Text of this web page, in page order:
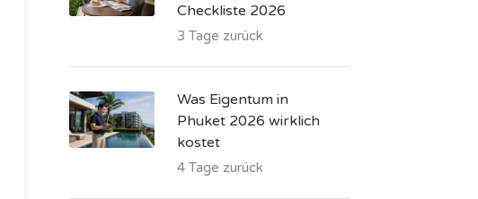
Checkliste 2026
3 Tage zurück
Was Eigentum in
Phuket 2026 wirklich
kostet
4 Tage zurück